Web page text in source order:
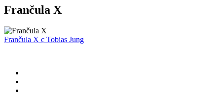
Frančula X
Frančula X c Tobias Jung